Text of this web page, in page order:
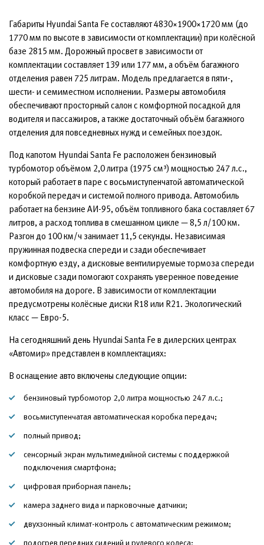
Габариты Hyundai Santa Fe составляют 4830×1900×1720 мм (до
1770 мм по высоте в зависимости от комплектации) при колёсной
базе 2815 мм. Дорожный просвет в зависимости от
комплектации составляет 139 или 177 мм, а объём багажного
отделения равен 725 литрам. Модель предлагается в пяти-,
шести- и семиместном исполнении. Размеры автомобиля
обеспечивают просторный салон с комфортной посадкой для
водителя и пассажиров, а также достаточный объём багажного
отделения для повседневных нужд и семейных поездок.
Под капотом Hyundai Santa Fe расположен бензиновый
турбомотор объёмом 2,0 литра (1975 см³) мощностью 247 л.с.,
который работает в паре с восьмиступенчатой автоматической
коробкой передач и системой полного привода. Автомобиль
работает на бензине АИ-95, объём топливного бака составляет 67
литров, а расход топлива в смешанном цикле — 8,5 л/100 км.
Разгон до 100 км/ч занимает 11,5 секунды. Независимая
пружинная подвеска спереди и сзади обеспечивает
комфортную езду, а дисковые вентилируемые тормоза спереди
и дисковые сзади помогают сохранять уверенное поведение
автомобиля на дороге. В зависимости от комплектации
предусмотрены колёсные диски R18 или R21. Экологический
класс — Евро-5.
На сегодняшний день Hyundai Santa Fe в дилерских центрах
«Автомир» представлен в комплектациях:
В оснащение авто включены следующие опции:
бензиновый турбомотор 2,0 литра мощностью 247 л.с.;
восьмиступенчатая автоматическая коробка передач;
полный привод;
сенсорный экран мультимедийной системы с поддержкой
подключения смартфона;
цифровая приборная панель;
камера заднего вида и парковочные датчики;
двухзонный климат-контроль с автоматическим режимом;
подогрев передних сидений и рулевого колеса;